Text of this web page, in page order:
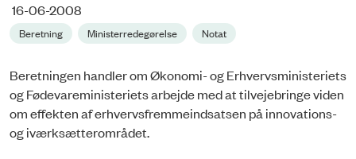
16-06-2008
Beretning Ministerredegørelse Notat
Beretningen handler om Økonomi- og Erhvervsministeriets
og Fødevareministeriets arbejde med at tilvejebringe viden
om effekten af erhvervsfremmeindsatsen på innovations-
og iværksætterområdet.